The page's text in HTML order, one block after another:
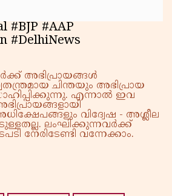
#BJP #AAP
#DelhiNews
അഭിപ്രായങ്ങൾ
ചിന്തയും അഭിപ്രായ
എന്നാൽ ഇവ
വിദ്വേഷ - അശ്ലീല
ലംഘിക്കുന്നവർക്ക്
നേരിടേണ്ടി വന്നേക്കാം.